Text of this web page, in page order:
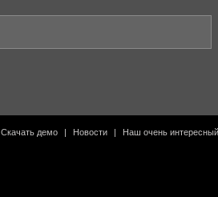
Скачать демо | Новости | Наш очень